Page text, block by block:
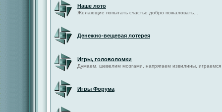
Наше лото
Желающие попытать счастье добро пожаловать...
Денежно-вещевая лотерея
Игры, головоломки
Думаем, шевелим мозгами, напрягаем извилины,
Игры Форума